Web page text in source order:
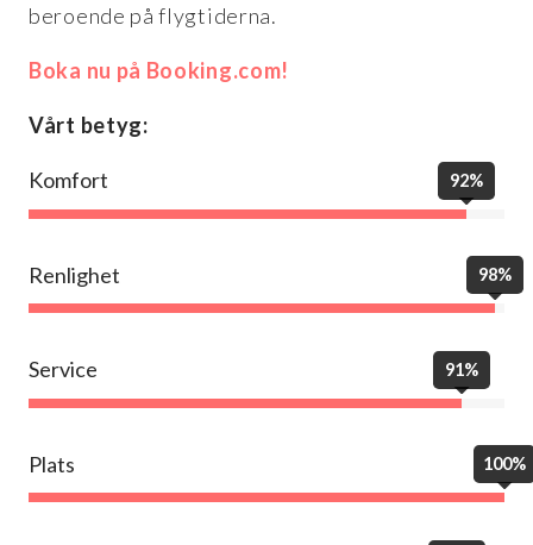
beroende på flygtiderna.
Boka nu på Booking.com!
Vårt betyg:
Komfort 92%
Renlighet 98%
Service 91%
Plats 100%